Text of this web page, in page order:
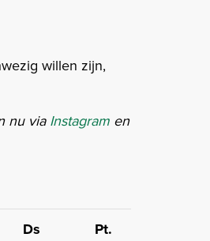
willen zijn,
nu viaInstagram en
Ds Pt.